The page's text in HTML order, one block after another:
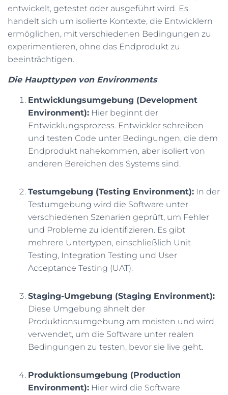
entwickelt, getestet oder ausgeführt wird. Es
handelt sich um isolierte Kontexte, die Entwicklern
ermöglichen, mit verschiedenen Bedingungen zu
experimentieren, ohne das Endprodukt zu
beeinträchtigen.
Die Haupttypen von Environments
Entwicklungsumgebung (Development
Environment): Hier beginnt der
Entwicklungsprozess. Entwickler schreiben
und testen Code unter Bedingungen, die dem
Endprodukt nahekommen, aber isoliert von
anderen Bereichen des Systems sind.
Testumgebung (Testing Environment): In der
Testumgebung wird die Software unter
verschiedenen Szenarien geprüft, um Fehler
und Probleme zu identifizieren. Es gibt
mehrere Untertypen, einschließlich Unit
Testing, Integration Testing und User
Acceptance Testing (UAT).
Staging-Umgebung (Staging Environment):
Diese Umgebung ähnelt der
Produktionsumgebung am meisten und wird
verwendet, um die Software unter realen
Bedingungen zu testen, bevor sie live geht.
Produktionsumgebung (Production
Environment): Hier wird die Software